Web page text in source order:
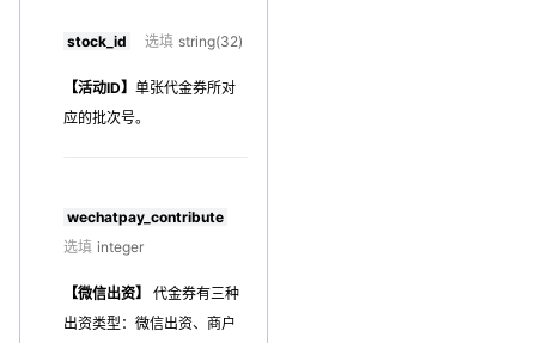
stock_id 选填 string(32)
【活动ID】 单张代金券所对
应的批次号。
wechatpay_contribute
选填 integer
【微信出资】
代金券有三种
出资类型：微信出资、商户